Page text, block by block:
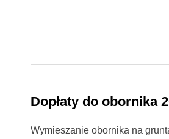
Dopłaty do obornika
Wymieszanie obornika na